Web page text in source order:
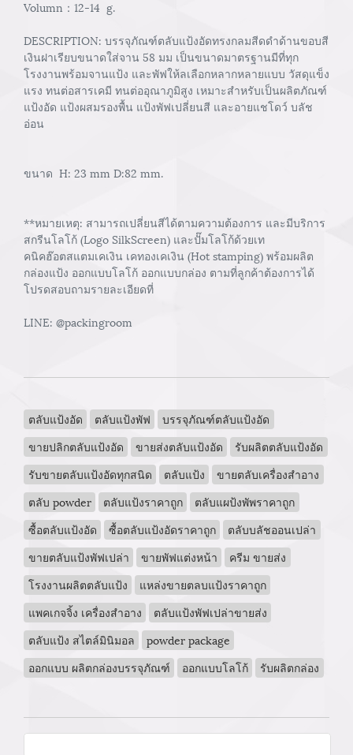
Volumn：12-14 g.
DESCRIPTION: บรรจุภัณฑ์ตลับแป้งอัดทรงกลมสีดดำด้านขอบสี
เงินฝาเรียบขนาดใส่จาน 58 มม เป็นขนาดมาตรฐานมีที่ทุก
โรงงานพร้อมจานแป้ง และพัฟให้ลเลือกหลากหลายแบบ วัสดุแข็ง
แรง ทนต่อสารเคมี ทนต่ออุณาภูมิสูง เหมาะสำหรับเป็นผลิตภัณฑ์
แป้งอัด แป้งผสมรองพื้น แป้งพัฟเปลี่ยนสี และอายแชโดว์ บลัช
อ่อน
ขนาด H: 23 mm D:82 mm.
**หมายเหตุ: สามารถเปลี่ยนสีได้ตามความต้องการ และมีบริการ
สกรีนโลโก้ (Logo SilkScreen) และปั๊มโลโก้ด้วยเท
คนิคฮ๊อตสแตมเคเงิน เคทองเคเงิน (Hot stamping) พร้อมผลิต
กล่องแป้ง ออกแบบโลโก้ ออกแบบกล่อง ตามที่ลูกค้าต้องการได้
โปรดสอบถามรายละเอียดที่
LINE: @packingroom
ตลับแป้งอัด ตลับแป้งพัฟ
บรรจุภัณฑ์ตลับแป้งอัด
ขายปลิกตลับแป้งอัด
ขายส่งตลับแป้งอัด
รับผลิตตลับแป้งอัด
รับขายตลับแป้งอัดทุกสนิด
ตลับแป้ง
ขายตลับเครื่องสำอาง
ตลับ powder
ตลับแป้งราคาถูก
ตลับแผป้งพัพราคาถูก
ซื้อตลับแป้งอัด
ซื้อตลับแป้งอัดราคาถูก
ตลับบลัชออนเปล่า
ขายตลับแป้งพัฟเปล่า
ขายพัฟแต่งหน้า
ครีม ขายส่ง
โรงงานผลิตตลับแป้ง
แหล่งขายตลบแป้งราคาถูก
แพคเกจจิ้ง เครื่องสําอาง
ตลับแป้งพัฟเปล่าขายส่ง
ตลับแป้ง สไตล์มินิมอล
powder package
ออกแบบ ผลิตกล่องบรรจุภัณฑ์
ออกแบบโลโก้ รับผลิตกล่อง